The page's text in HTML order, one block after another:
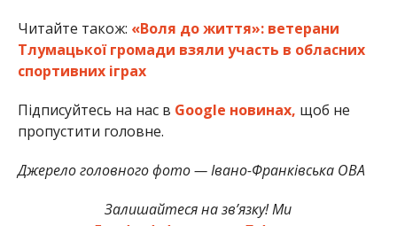
Читайте також: «Воля до життя»: ветерани
Тлумацької громади взяли участь в обласних
спортивних іграх
Підписуйтесь на нас в Google новинах, щоб не
пропустити головне.
Джерело головного фото — Івано-Франківська ОВА
Залишайтеся на зв’язку! Ми